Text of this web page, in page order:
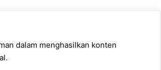
dalam menghasilkan konten